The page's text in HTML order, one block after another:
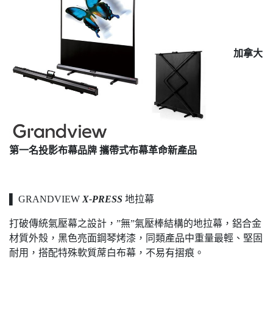
加拿大
第一名投影布幕品牌 攜帶式布幕革命新產品
▌ GRANDVIEW X-PRESS 地拉幕
打破傳統氣壓幕之設計，”無”氣壓棒結構的地拉幕，鋁合金
材質外殼，黑色亮面鋼琴烤漆，同類產品中重量最輕、堅固
耐用，搭配特殊軟質蓆白布幕，不易有摺痕。